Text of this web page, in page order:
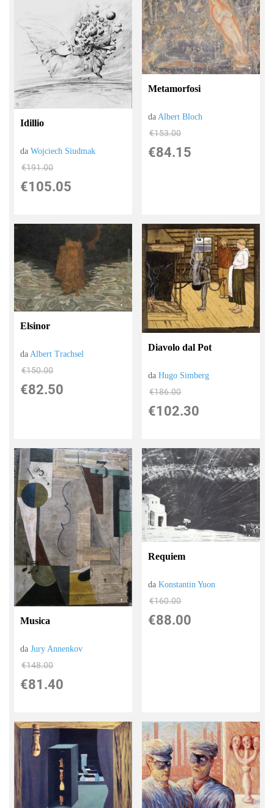
Idillio
daWojciech Siudmak
€191.00
€105.05
Metamorfosi
da Albert Bloch
€153.00
€84.15
Elsinor
da Albert Trachsel
€150.00
€82.50
Diavolo dal Pot
daHugo Simberg
€186.00
€102.30
Musica
daJury Annenkov
€148.00
€81.40
Requiem
daKonstantin Yuon
€160.00
€88.00